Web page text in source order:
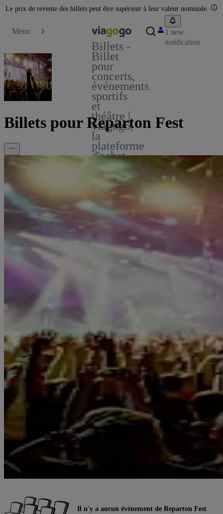
Le prix de revente des billets peut être supérieur à leur valeur nominale.
Menu
Billets -
Billet
pour
concerts,
événements
sportifs
et
théâtre |
viagogo,
la
plateforme
d'achat
et de
vente
billets
1 new
notification
Billets pour Reparton Fest
Il n'y a aucun événement de Reparton Fest